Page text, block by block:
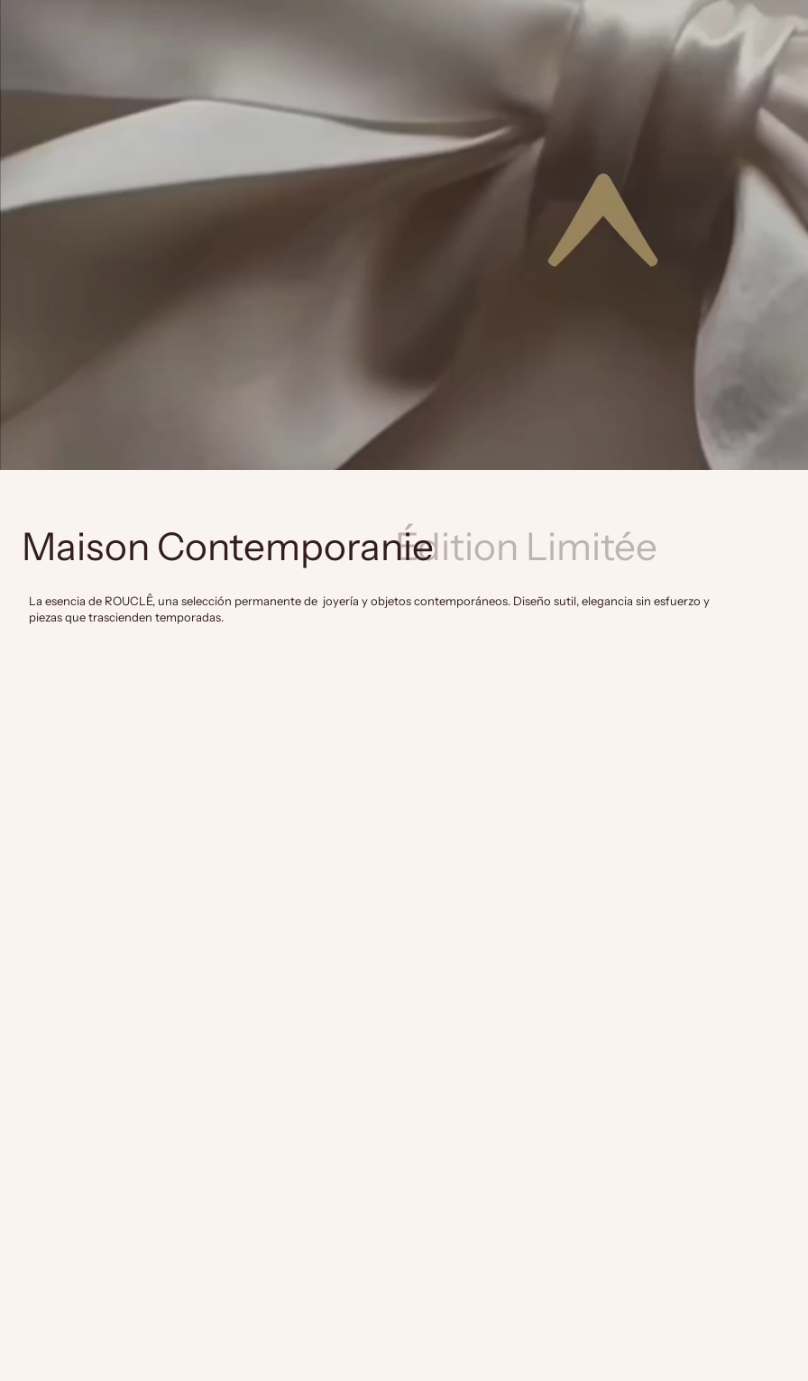
Maison ContemporanieÉdition Limitée
La esencia de ROUCLÊ, una selección permanente de joyería y objetos contemporáneos. Diseño sutil, elegancia sin esfuerzo y
piezas que trascienden temporadas.